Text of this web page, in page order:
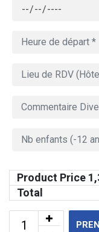
Product Price
Total